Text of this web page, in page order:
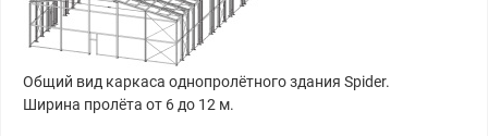
Общий вид каркаса однопролётного здания Spider.
Ширина пролёта от 6 до 12 м.